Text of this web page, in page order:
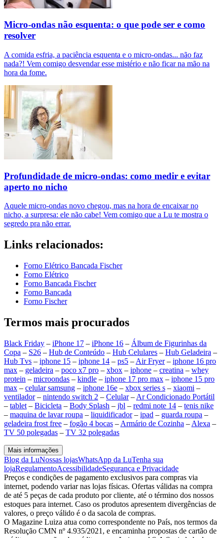
Micro-ondas não esquenta: o que pode ser e como
resolver
A comida esfria, a paciência esquenta e o micro-ondas... não faz
nada?! Vem comigo desvendar esse mistério e não ficar na mão na
hora da fome.
Profundidade de micro-ondas: como medir e evitar
aperto no nicho
Aquele micro-ondas novo chegou, mas na hora de encaixar no
nicho, a surpresa: ele não cabe! Vem comigo que a Lu te mostra o
segredo pra não errar.
Links relacionados:
Forno Elétrico Bancada Fischer
Forno Elétrico
Forno Bancada Fischer
Forno Bancada
Forno Fischer
Termos mais procurados
Black Friday – iPhone 17 – iPhone 16 – Álbum de Figurinhas da
Copa – S26 – Hub de Conteúdo – Hub Celulares – Hub Geladeira –
Hub Tvs – iphone 15 – iphone 14 – ps5 – Air Fryer– iphone 16 pro
max – geladeira – poco x7 pro – xbox – iphone – creatina – whey
protein – microondas – kindle – iphone 17 pro max – iphone 15 pro
max – celular samsung – iphone 16e – xbox series s – xiaomi –
ventilador– nintendo switch 2 – Celular– Ar Condicionado Portátil
– tablet – Bicicleta – Body Splash – jbl – redmi note 14 – tenis nike
– maquina de lavar roupa – liquidificador– ipad – guarda roupa –
geladeira frost free – fogão 4 bocas – Armário de Cozinha – Alexa –
TV 50 polegadas – TV 32 polegadas
Mais informações
Blog da LuNossas lojasWhatsApp da LuTenha sua
lojaRegulamentoAcessibilidadeSegurança e Privacidade
Preços e condições de pagamento exclusivos para compras via
internet, podendo variar nas lojas físicas. Ofertas válidas na compra
de até 5 peças de cada produto por cliente, até o término dos nossos
estoques para internet. Caso os produtos apresentem divergências de
valores, o preço válido é o da sacola de compras.
O Magazine Luiza atua como correspondente no País, nos termos da
Resolução CMN nº 4.935/2021, e encaminha propostas de cartão de